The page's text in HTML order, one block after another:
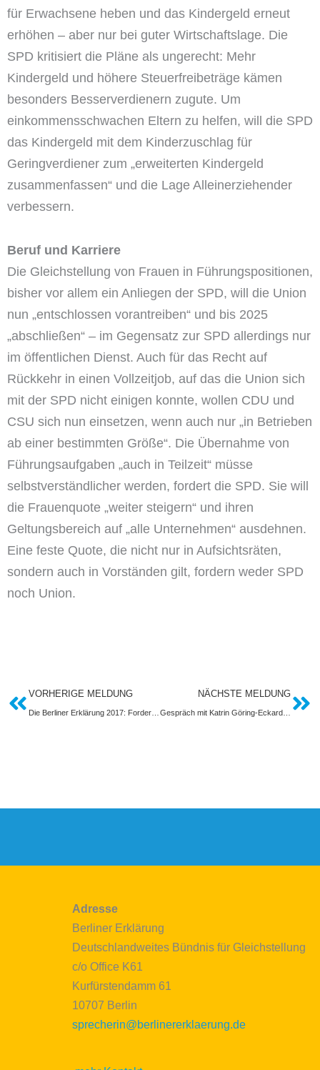
für Erwachsene heben und das Kindergeld erneut
erhöhen – aber nur bei guter Wirtschaftslage. Die
SPD kritisiert die Pläne als ungerecht: Mehr
Kindergeld und höhere Steuerfreibeträge kämen
besonders Besserverdienern zugute. Um
einkommensschwachen Eltern zu helfen, will die SPD
das Kindergeld mit dem Kinderzuschlag für
Geringverdiener zum „erweiterten Kindergeld
zusammenfassen“ und die Lage Alleinerziehender
verbessern.
Beruf und Karriere
Die Gleichstellung von Frauen in Führungspositionen,
bisher vor allem ein Anliegen der SPD, will die Union
nun „entschlossen vorantreiben“ und bis 2025
„abschließen“ – im Gegensatz zur SPD allerdings nur
im öffentlichen Dienst. Auch für das Recht auf
Rückkehr in einen Vollzeitjob, auf das die Union sich
mit der SPD nicht einigen konnte, wollen CDU und
CSU sich nun einsetzen, wenn auch nur „in Betrieben
ab einer bestimmten Größe“. Die Übernahme von
Führungsaufgaben „auch in Teilzeit“ müsse
selbstverständlicher werden, fordert die SPD. Sie will
die Frauenquote „weiter steigern“ und ihren
Geltungsbereich auf „alle Unternehmen“ ausdehnen.
Eine feste Quote, die nicht nur in Aufsichtsräten,
sondern auch in Vorständen gilt, fordern weder SPD
noch Union.
Zurück
VORHERIGE MELDUNG NÄCHSTE MELDUNG
Gespräch mit Katrin Göring-Eckardt Spitzenkandidatin BÜNDNIS 90/DIE GRÜNEN
Adresse
Berliner Erklärung
Deutschlandweites Bündnis für Gleichstellung
c/o Office K61
Kurfürstendamm 61
10707 Berlin
sprecherin@berlinererklaerung.de